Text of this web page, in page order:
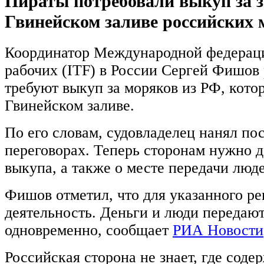
Гвинейском заливе российских
Координатор Международной
рабочих (ITF) в России Сергей Фишов
требуют выкуп за моряков из РФ,
Гвинейском заливе.
По его словам, судовладелец нанял
переговорах. Теперь сторонам нужно
выкупа, а также о месте передачи
Фишов отметил, что для указанного
деятельность. Деньги и люди
одновременно, сообщает РИА Новости
Российская сторона не знает, где